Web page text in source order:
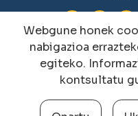
Webgune honek
nabigazioa
egiteko.
kontsultatu